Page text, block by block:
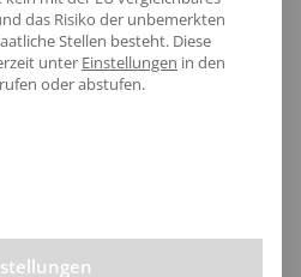
das Risiko der unbemerkten
Stellen besteht. Diese
unter Einstellungen in den
oder abstufen.
Service-Gruppen, für die eine